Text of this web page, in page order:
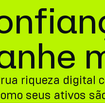
riqueza digital
seus ativos